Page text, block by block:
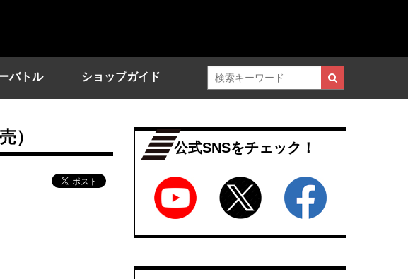
バトル ショップガイド
）
公式SNSをチェック！